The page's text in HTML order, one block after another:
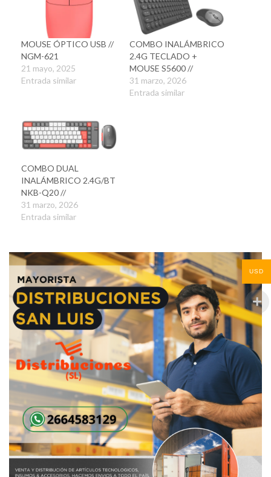
MOUSE ÓPTICO USB //
NGM-621
21 mayo, 2025
Entrada similar
COMBO INALÁMBRICO
2.4G TECLADO +
MOUSE S5600 //
31 marzo, 2026
Entrada similar
COMBO DUAL
INALÁMBRICO 2.4G/BT
NKB-Q20 //
31 marzo, 2026
Entrada similar
USD